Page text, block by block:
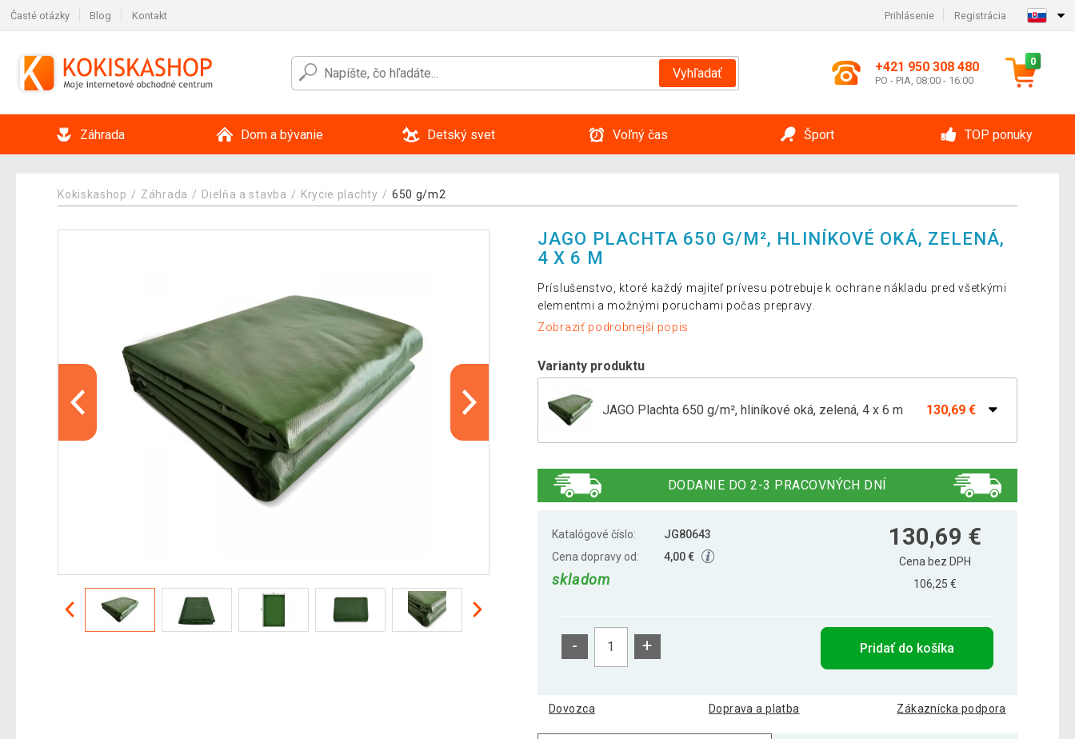
Časté otázky Blog Kontakt Prihlásenie Registrácia
Vyhľadať +421 950 308 480
PO - PIA, 08:00 - 16:00
0
Záhrada Dom a bývanie Detský svet Voľný čas Šport TOP ponuky
Kokiskashop Záhrada Dielňa a stavba Krycie plachty 650 g/m2
JAGO PLACHTA 650 G/M², HLINÍKOVÉ OKÁ, ZELENÁ,
4 X 6 M
Príslušenstvo, ktoré každý majiteľ prívesu potrebuje k ochrane nákladu pred všetkými
elementmi a možnými poruchami počas prepravy.
Zobraziť podrobnejší popis
Varianty produktu
JAGO Plachta 650 g/m², hliníkové oká, zelená, 4 x 6 m 130,69 €
JAGO Plachta 650 g/m², hliníkové oká, zelená, 3 x 6 m 98,79 €
JAGO Plachta 650 g/m², hliníkové oká, zelená, 4 x 5 m
DODANIE DO 2-3 PRACOVNÝCH DNÍ
Katalógové číslo:
JG80643
Cena dopravy od:
4,00 €
skladom
130,69 €
Cena bez DPH
106,25 €
- + Pridať do košíka
Dovozca Doprava a platba Zákaznícka podpora